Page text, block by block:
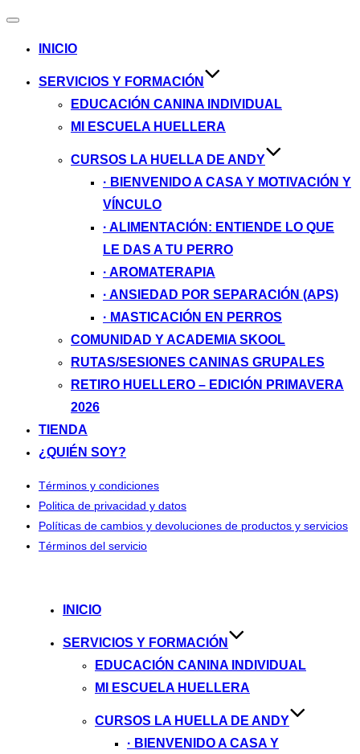
Alternar
INICIO
SERVICIOS Y FORMACIÓN
EDUCACIÓN CANINA INDIVIDUAL
MI ESCUELA HUELLERA
CURSOS LA HUELLA DE ANDY
· BIENVENIDO A CASA Y MOTIVACIÓN Y
VÍNCULO
· ALIMENTACIÓN: ENTIENDE LO QUE
LE DAS A TU PERRO
· AROMATERAPIA
· ANSIEDAD POR SEPARACIÓN (APS)
· MASTICACIÓN EN PERROS
COMUNIDAD Y ACADEMIA SKOOL
RUTAS/SESIONES CANINAS GRUPALES
RETIRO HUELLERO – EDICIÓN PRIMAVERA
2026
TIENDA
¿QUIÉN SOY?
Términos y condiciones
Politica de privacidad y datos
Políticas de cambios y devoluciones de productos y servicios
Términos del servicio
contenido
INICIO
SERVICIOS Y FORMACIÓN
EDUCACIÓN CANINA INDIVIDUAL
MI ESCUELA HUELLERA
CURSOS LA HUELLA DE ANDY
· BIENVENIDO A CASA Y